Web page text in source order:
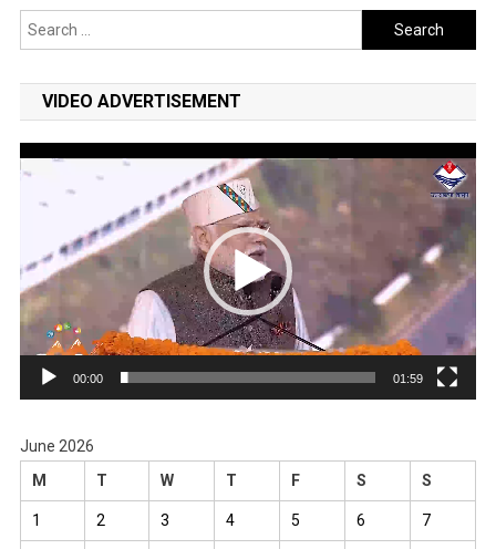
27-
28
फेस्टिवल
Search
for:
VIDEO ADVERTISEMENT
Video
00:00 01:59
June 2026
M
T W T F S S
1 2 3 4 5 6 7